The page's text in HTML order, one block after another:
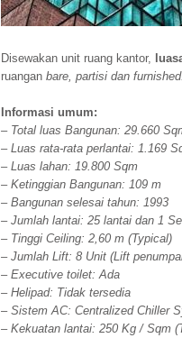
Disewakan unit ruang kantor,
ruangan bare, partisi dan furnished.
Informasi umum:
– Total luas Bangunan: 29.660
– Luas rata-rata perlantai: 1.169
– Luas lahan: 19.800 Sqm
– Ketinggian Bangunan: 109 m
– Bangunan selesai tahun: 1993
– Jumlah lantai: 25 lantai dan 1
– Tinggi Ceiling: 2,60 m (Typical)
– Jumlah Lift: 8 Unit (Lift
– Executive toilet: Ada
– Helipad: Tidak tersedia
– Sistem AC: Centralized Chiller
– Kekuatan lantai: 250 Kg / Sqm